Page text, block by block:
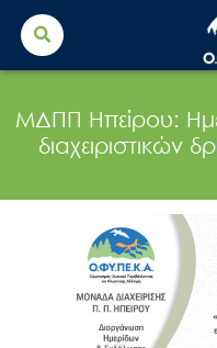
Search
for:
ΜΔΠΠ Ηπείρου: